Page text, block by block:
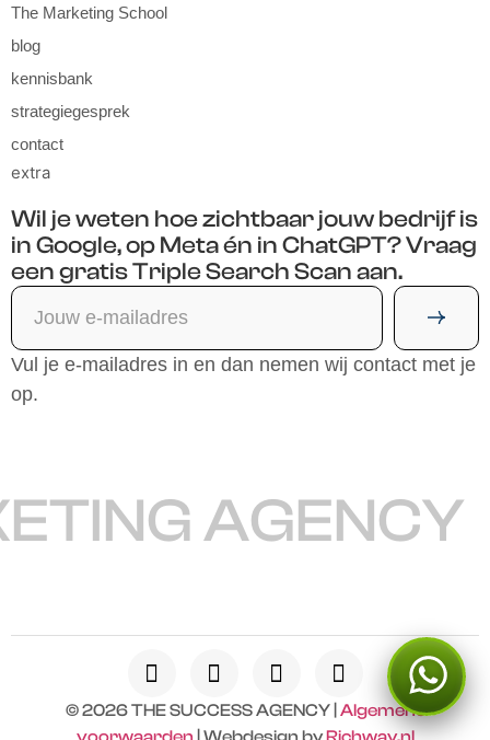
The Marketing School
blog
kennisbank
strategiegesprek
contact
extra
Wil je weten hoe zichtbaar jouw bedrijf is
in Google, op Meta én in ChatGPT? Vraag
een gratis Triple Search Scan aan.
Vul je e-mailadres in en dan nemen wij contact met je
op.
AGENCY
© 2026 THE SUCCESS AGENCY | Algemene